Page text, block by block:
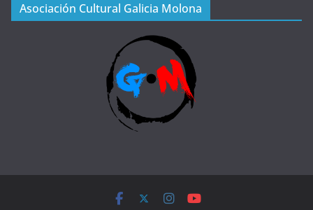
Asociación Cultural Galicia Molona